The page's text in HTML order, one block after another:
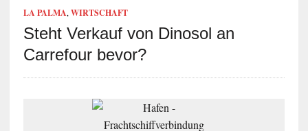
LA PALMA,WIRTSCHAFT
Steht Verkauf von Dinosol an
Carrefour bevor?